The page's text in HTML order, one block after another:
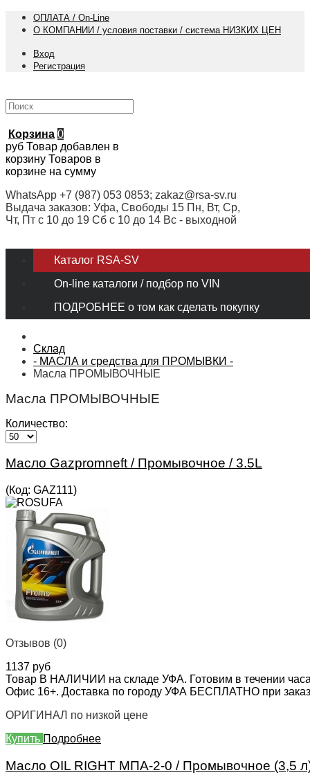
ОПЛАТА / On-Line
О КОМПАНИИ / условия поставки / система НИЗКИХ ЦЕН
Вход
Регистрация
Корзина 0
руб Товар добавлен в
корзину Товаров в
корзине на сумму
WhatsApp +7 (987) 053 0853; zakaz@rsa-sv.ru
Выдача заказов: Уфа, Свободы 15 Пн, Вт, Ср,
Чт, Пт с 10 до 19 Сб с 10 до 14 Вс - выходной
Каталог RSA-SV
On-line каталоги / подбор по VIN
ПОДРОБНЕЕ о том как сделать покупку
Склад
- МАСЛА и средства для ПРОМЫВКИ -
Масла ПРОМЫВОЧНЫЕ
Масла ПРОМЫВОЧНЫЕ
Количество:
Масло Gazpromneft / Промывочное / 3.5L
(Код: GAZ111)
Отзывов (0)
1137 руб
Товар В НАЛИЧИИ на складе УФА. Готовим в течении
Офис 16+. Доставка по городу УФА БЕСПЛАТНО при
ОРИГИНАЛ по низкой цене
Купить Подробнее
Масло OIL RIGHT МПА-2-0 / Промывочное (3,5